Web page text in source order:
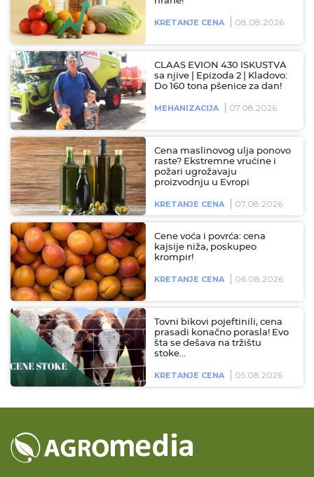
KRETANJE CENA 08.08.2026
CLAAS EVION 430 ISKUSTVA
sa njive | Epizoda 2 | Kladovo:
Do 160 tona pšenice za dan!
MEHANIZACIJA 07.08.2026
Cena maslinovog ulja ponovo
raste? Ekstremne vrućine i
požari ugrožavaju
proizvodnju u Evropi
KRETANJE CENA 07.08.2026
Cene voća i povrća: cena
kajsije niža, poskupeo
krompir!
KRETANJE CENA 06.08.2026
Tovni bikovi pojeftinili, cena
prasadi konačno porasla! Evo
šta se dešava na tržištu
stoke…
KRETANJE CENA 05.08.2026